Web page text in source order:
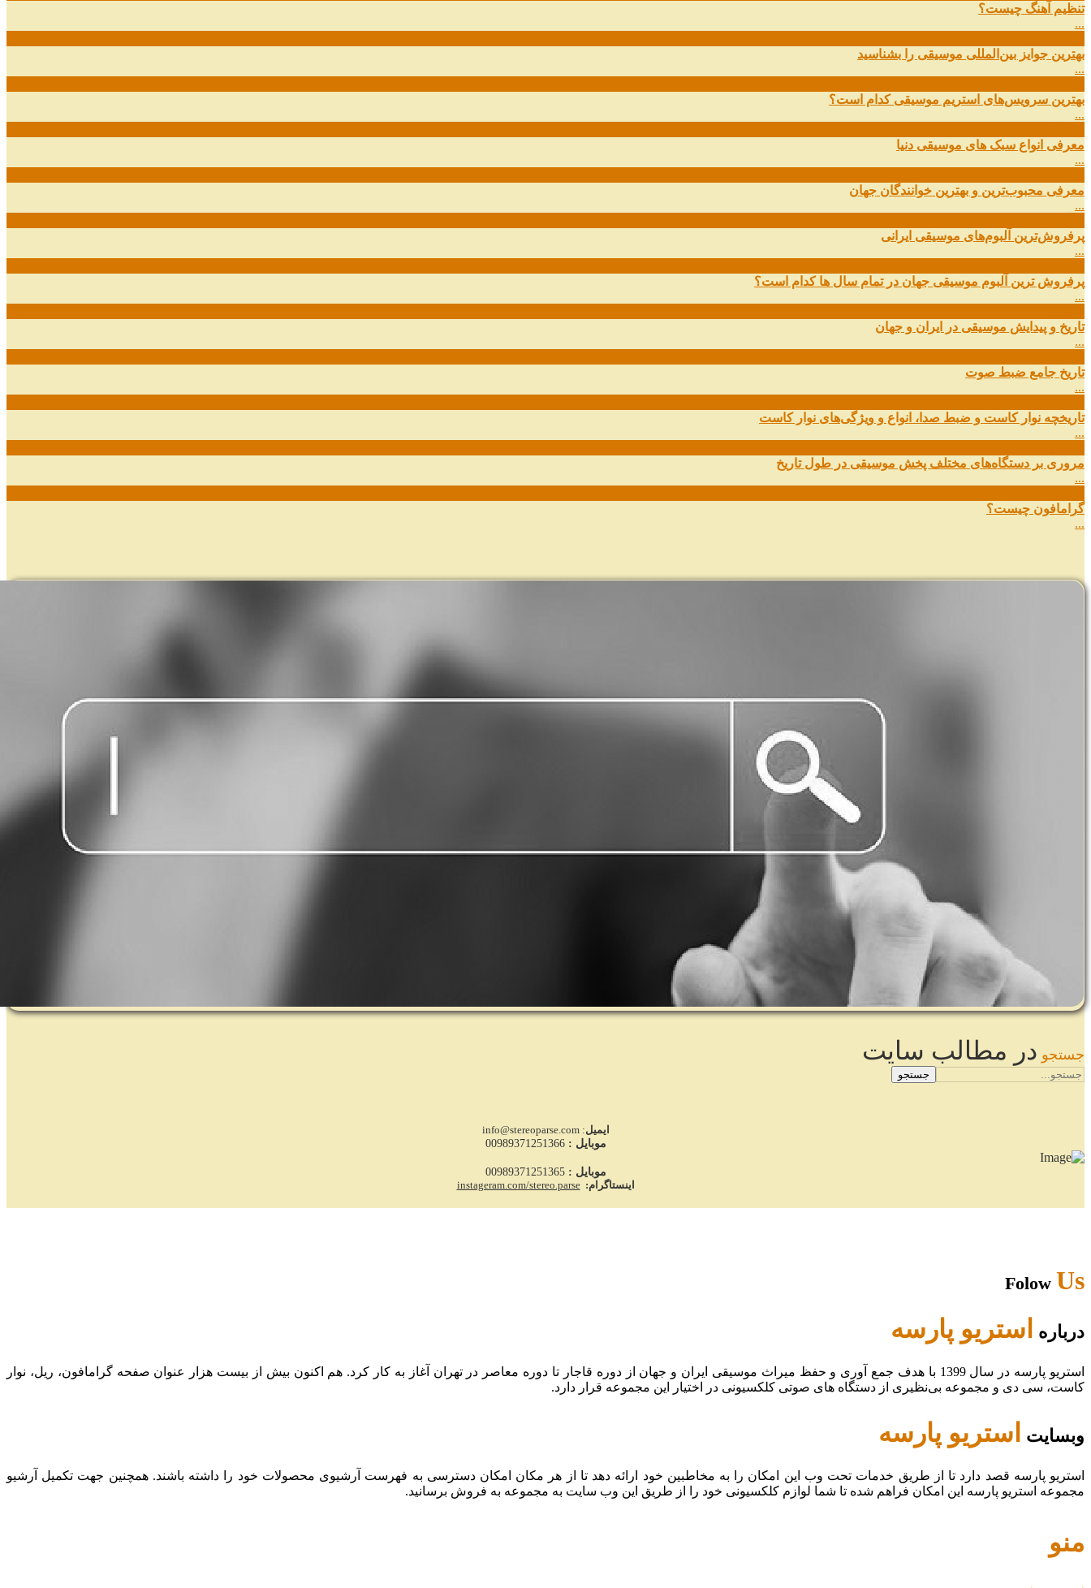
تنظیم آهنگ چیست؟
...
بهترین جوایز بین‌المللی موسیقی را بشناسید
...
بهترین سرویس‌های استریم موسیقی کدام است؟
...
معرفی انواع سبک های موسیقی دنیا
...
معرفی محبوب‌ترین و بهترین خوانندگان جهان
...
پرفروش‌ترین آلبوم‌های موسیقی ایرانی
...
پرفروش ترین آلبوم موسیقی جهان در تمام سال ها کدام است؟
...
تاریخ و پیدایش موسیقی در ایران و جهان
...
تاریخ جامع ضبط صوت
...
تاریخچه نوار کاست و ضبط صدا، انواع و ویژگی‌های نوار کاست
...
مروری بر دستگاه‌های مختلف پخش موسیقی در طول تاریخ
...
گرامافون چیست؟
...
جستجو در مطالب سایت
جستجو
ایمیل: info@stereoparse.com
موبایل : 00989371251366
موبایل : 00989371251365
اینستاگرام: instageram.com/stereo.parse
Folow Us
درباره استریو پارسه
استریو پارسه در سال 1399 با هدف جمع آوری و حفظ میراث موسیقی ایران و جهان از دوره قاجار تا دوره معاصر در تهران آغاز به کار کرد. هم اکنون بیش از بیست هزار عنوان صفحه گرامافون، ریل، نوار
کاست، سی دی و مجموعه بی‌نظیری از دستگاه های صوتی کلکسیونی در اختیار این مجموعه قرار دارد.
وبسایت استریو پارسه
استریو پارسه قصد دارد تا از طریق خدمات تحت وب این امکان را به مخاطبین خود ارائه دهد تا از هر مکان امکان دسترسی به فهرست آرشیوی محصولات خود را داشته باشند. همچنین جهت تکمیل آرشیو
مجموعه استریو پارسه این امکان فراهم شده تا شما لوازم کلکسیونی خود را از طریق این وب سایت به مجموعه به فروش برسانید.
منو